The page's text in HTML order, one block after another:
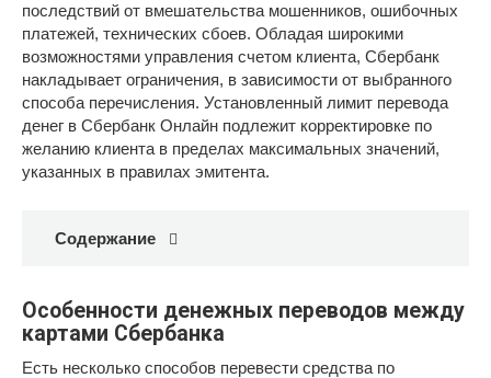
последствий от вмешательства мошенников, ошибочных
платежей, технических сбоев. Обладая широкими
возможностями управления счетом клиента, Сбербанк
накладывает ограничения, в зависимости от выбранного
способа перечисления. Установленный лимит перевода
денег в Сбербанк Онлайн подлежит корректировке по
желанию клиента в пределах максимальных значений,
указанных в правилах эмитента.
Содержание
Особенности денежных переводов между
картами Сбербанка
Есть несколько способов перевести средства по